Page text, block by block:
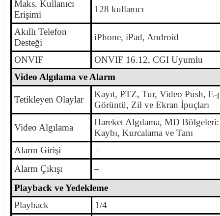
Maks. Kullanıcı
Erişimi
128 kullanıcı
Akıllı Telefon
Desteği
iPhone, iPad, Android
ONVIF
ONVIF 16.12, CGI Uyumlu
Video Algılama ve Alarm
Tetikleyen Olaylar
Kayıt, PTZ, Tur, Video Push, E-
Görüntü, Zil ve Ekran İpuçları
Video Algılama
Hareket Algılama, MD
Kaybı, Kurcalama ve Tanı
Alarm Girişi
–
Alarm Çıkışı
–
Playback ve Yedekleme
Playback
1/4